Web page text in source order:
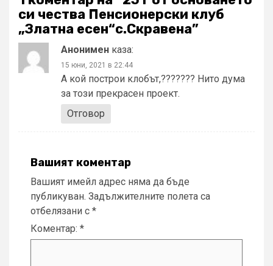
си чества Пенсионерски клуб
„Златна есен“с.Скравена”
Анонимен каза:
15 юни, 2021 в 22:44
А кой построи клобът,??????? Нито дума
за този прекрасен проект.
Отговор
Вашият коментар
Вашият имейл адрес няма да бъде
публикуван. Задължителните полета са
отбелязани с *
Коментар: *